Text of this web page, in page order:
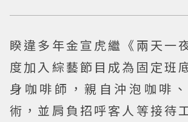
睽違多年金宣虎繼《兩天一
度加入綜藝節目成為固定班
身咖啡師，親自沖泡咖啡
術，並肩負招呼客人等接待